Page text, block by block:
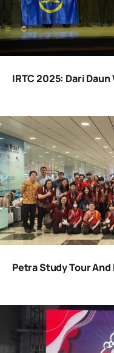
IRTC 2025: Dari
Petra Study Tour And